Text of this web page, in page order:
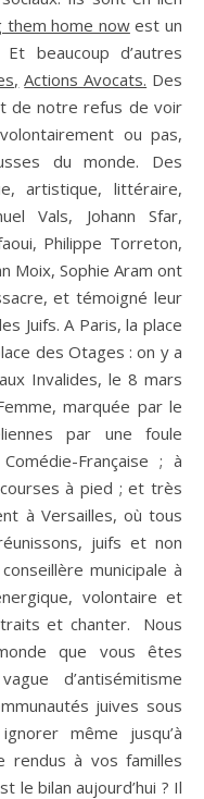
them home nowest un
beaucoup d’autres
Actions Avocats. Des
de notre refus de voir
ou pas,
du monde. Des
artistique, littéraire,
Vals, Johann Sfar,
Philippe Torreton,
Moix, Sophie Aram ont
et témoigné leur
Juifs. A Paris, la place
des Otages : on y a
Invalides, le 8 mars
marquée par le
par une foule
Française ; à
à pied ; et très
à Versailles, où tous
juifs et non
municipale à
volontaire et
et chanter. Nous
que vous êtes
d’antisémitisme
juives sous
même jusqu’à
rendus à vos familles
le bilan aujourd’hui ? Il